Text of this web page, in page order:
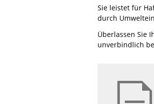
Sie leistet für
durch
Überlassen Sie
unverbindlich